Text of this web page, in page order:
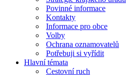
Povinné informace
Kontakty
Informace pro obce
Volby
Ochrana oznamovatelů
Potřebuji si vyřídit
Hlavní témata
Cestovní ruch